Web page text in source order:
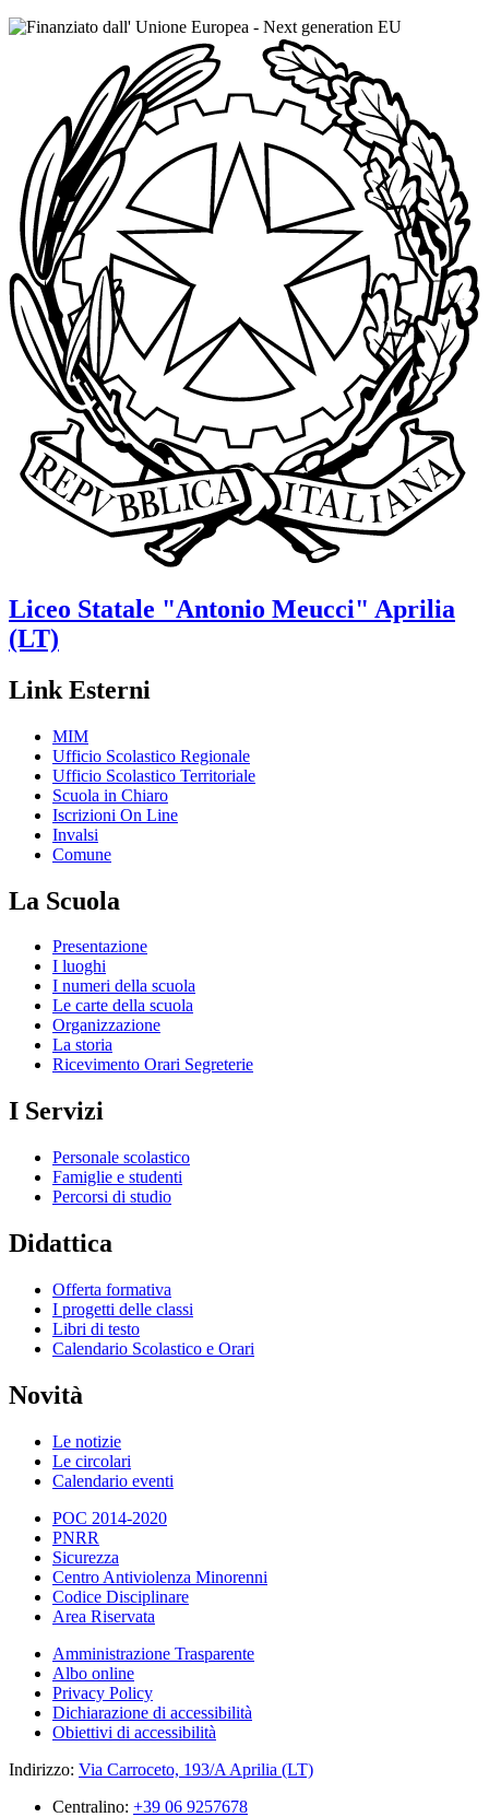
Liceo Statale "Antonio Meucci" Aprilia
(LT)
Link Esterni
MIM
Ufficio Scolastico Regionale
Ufficio Scolastico Territoriale
Scuola in Chiaro
Iscrizioni On Line
Invalsi
Comune
La Scuola
Presentazione
I luoghi
I numeri della scuola
Le carte della scuola
Organizzazione
La storia
Ricevimento Orari Segreterie
I Servizi
Personale scolastico
Famiglie e studenti
Percorsi di studio
Didattica
Offerta formativa
I progetti delle classi
Libri di testo
Calendario Scolastico e Orari
Novità
Le notizie
Le circolari
Calendario eventi
POC 2014-2020
PNRR
Sicurezza
Centro Antiviolenza Minorenni
Codice Disciplinare
Area Riservata
Amministrazione Trasparente
Albo online
Privacy Policy
Dichiarazione di accessibilità
Obiettivi di accessibilità
Indirizzo: Via Carroceto, 193/A Aprilia (LT)
Centralino: +39 06 9257678